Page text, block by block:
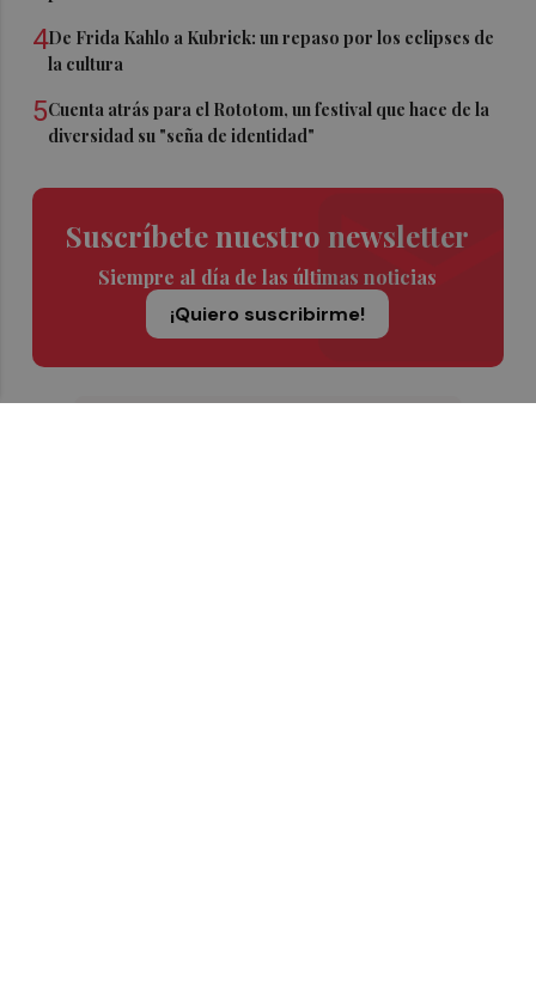
4De Frida Kahlo a Kubrick: un repaso por los eclipses de
la cultura
5Cuenta atrás para el Rototom, un festival que hace de la
diversidad su "seña de identidad"
Suscríbete nuestro newsletter
Siempre al día de las últimas noticias
¡Quiero suscribirme!